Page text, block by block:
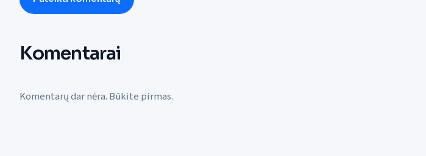
Komentarai
Komentarų dar nėra. Būkite pirmas.